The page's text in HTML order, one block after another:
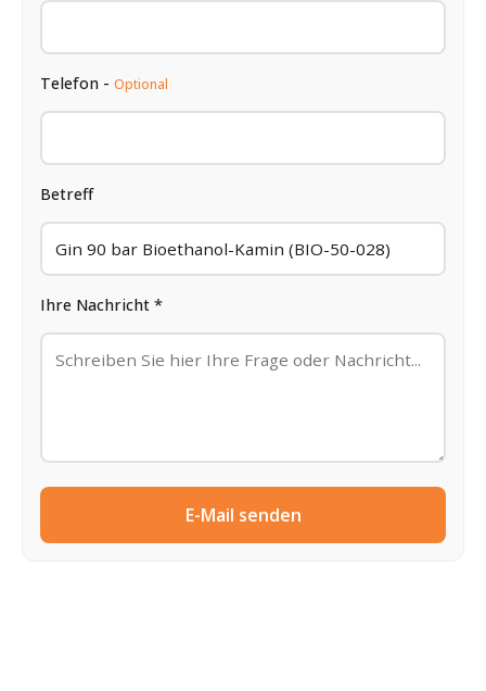
Telefon - Optional
Betreff
Ihre Nachricht *
E-Mail senden